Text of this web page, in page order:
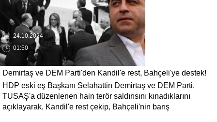
24.10.2024
01:50
Demirtaş ve DEM Parti'den Kandil'e rest, Bahçeli'ye destek!
TUSAŞ saldırısına kınama...
HDP eski eş Başkanı Selahattin Demirtaş ve DEM Parti,
TUSAŞ'a düzenlenen hain terör saldırısını kınadıklarını
açıklayarak, Kandil'e rest çekip, Bahçeli'nin barış